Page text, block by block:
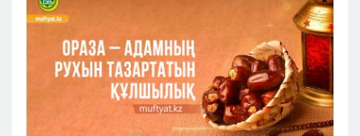
Семей
Талдыкорган
Туркестан
Усть-Каменогорск